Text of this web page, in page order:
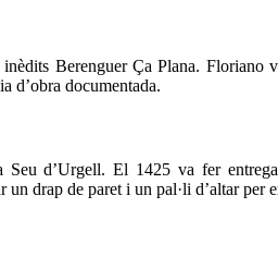
Berenguer Ça Plana. Floriano
d’obra documentada.
d’Urgell. El 1425 va fer
drap de paret i un pal·li d’altar per